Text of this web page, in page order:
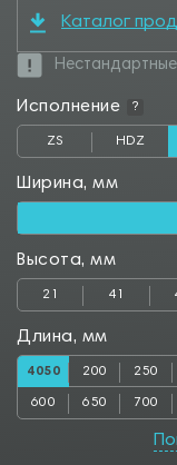
Каталог
Исполнение ?
ZS HDZ
Ширина, мм
Высота, мм
21 41
Длина, мм
4050 200 250
600 650 700
1150